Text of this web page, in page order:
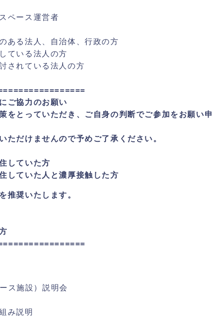
ペース運営者
ある法人、自治体、行政の方
ている法人の方
されている法人の方
ご協力のお願い
をとっていただき、ご自身の判断でご参加をお願い申
だけませんので予めご了承ください。
していた方
していた人と濃厚接触した方
推奨いたします。
ス施設）説明会
み説明